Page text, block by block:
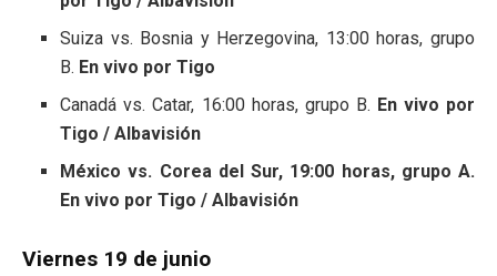
Suiza vs. Bosnia y Herzegovina, 13:00 horas, grupo
B. En vivo por Tigo
Canadá vs. Catar, 16:00 horas, grupo B. En vivo por
Tigo / Albavisión
México vs. Corea del Sur, 19:00 horas, grupo A.
En vivo por Tigo / Albavisión
Viernes 19 de junio